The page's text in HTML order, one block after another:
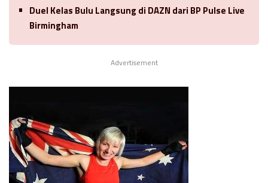
Duel Kelas Bulu Langsung di DAZN dari BP Pulse Live
Birmingham
Advertisement